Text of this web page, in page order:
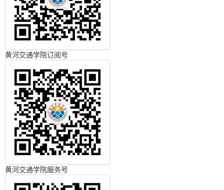
黄河交通学院订阅号
黄河交通学院服务号